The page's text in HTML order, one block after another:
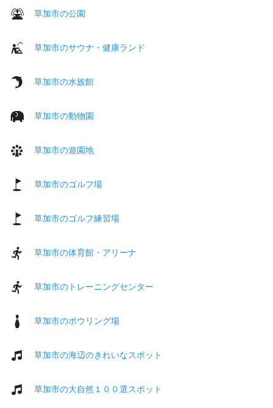
草加市の公園
草加市のサウナ・健康ランド
草加市の水族館
草加市の動物園
草加市の遊園地
草加市のゴルフ場
草加市のゴルフ練習場
草加市の体育館・アリーナ
草加市のトレーニングセンター
草加市のボウリング場
草加市の海辺のきれいなスポット
草加市の大自然１００選スポット